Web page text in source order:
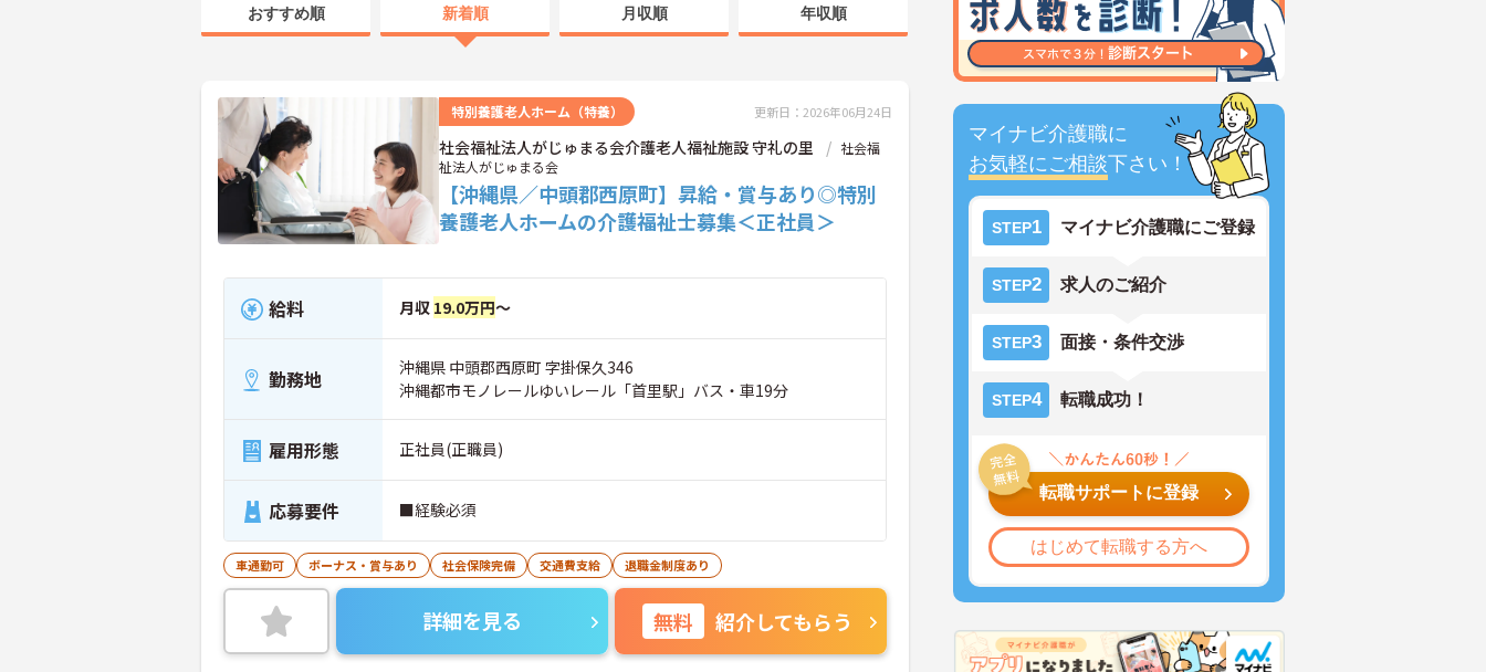
マイナビ介護職に
お気軽にご相談下さい！
STEP1 マイナビ介護職にご登録
STEP2 求人のご紹介
STEP3 面接・条件交渉
STEP4 転職成功！
転職サポートに登録
はじめて転職する方へ
おすすめ順 新着順 月収順 年収順
特別養護老人ホーム（特養） 更新日：2026年06月24日
社会福祉法人がじゅまる会介護老人福祉施設 守礼の里
社会福
祉法人がじゅまる会
【沖縄県／中頭郡西原町】昇給・賞与あり◎特別
養護老人ホームの介護福祉士募集＜正社員＞
給料 月収 19.0万円～
勤務地
沖縄県 中頭郡西原町 字掛保久346
沖縄都市モノレールゆいレール「首里駅」バス・車19分
雇用形態 正社員(正職員)
応募要件 ■経験必須
車通勤可 ボーナス・賞与あり 社会保険完備 交通費支給 退職金制度あり
詳細を見る 無料 紹介してもらう